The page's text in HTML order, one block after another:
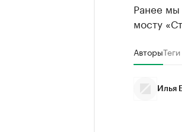
Ранее
мосту
АвторыТеги
Илья